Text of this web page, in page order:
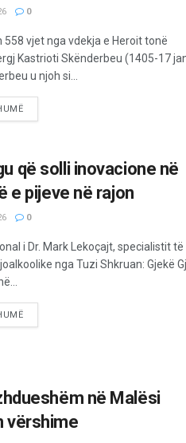
0
558 vjet nga vdekja e Heroit tonë
Kastrioti Skënderbeu (1405-17
u njoh si...
që solli inovacione në
e pijeve në rajon
0
i Dr. Mark Lekoçajt, specialistit të
nga Tuzi Shkruan: Gjekë
në Malësi
vërshime